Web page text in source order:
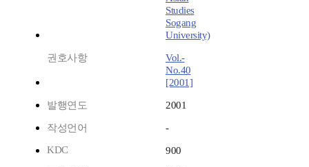
Studies
Sogang
University)
권호사항
Vol.-
No.40
[2001]
발행연도 2001
작성언어
-
KDC
900